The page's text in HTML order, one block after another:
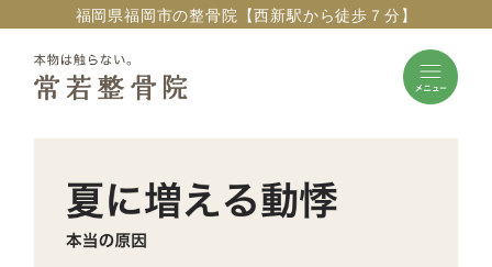
福岡県福岡市の整骨院【西新駅から徒歩７分】